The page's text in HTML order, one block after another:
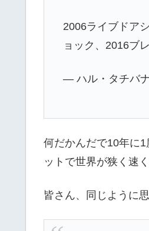
2006ライブドア
ョック、2016ブ
— ハル・タチバ
何だかんだで10年に
ットで世界が狭く速
皆さん、同じように